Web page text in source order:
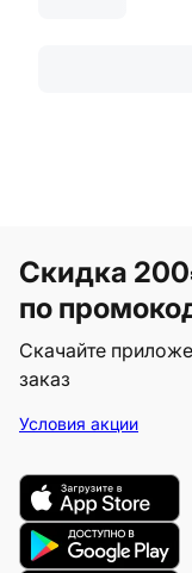
Скидка
по
Скачайте
заказ
Условия акции